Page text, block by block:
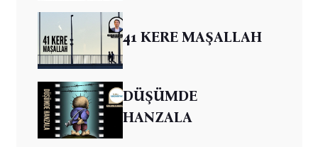
41 KERE MAŞALLAH
DÜŞÜMDE
HANZALA